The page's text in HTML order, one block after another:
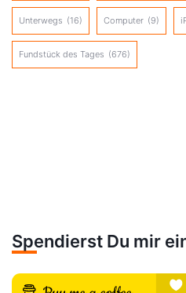
Unterwegs (16) Computer (9)
Fundstück des Tages (676)
Spendierst Du mir